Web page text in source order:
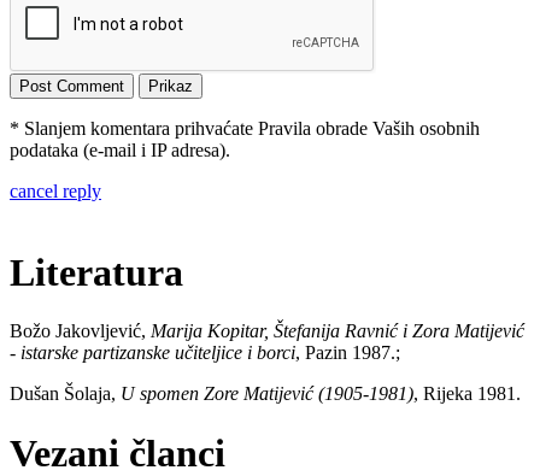
* Slanjem komentara prihvaćate Pravila obrade Vaših osobnih
podataka (e-mail i IP adresa).
cancel reply
Literatura
Božo Jakovljević, Marija Kopitar, Štefanija Ravnić i Zora Matijević
- istarske partizanske učiteljice i borci, Pazin 1987.;
Dušan Šolaja, U spomen Zore Matijević (1905-1981), Rijeka 1981.
Vezani članci